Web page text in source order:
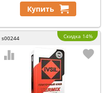
Купить
s00244 Скидка 14%